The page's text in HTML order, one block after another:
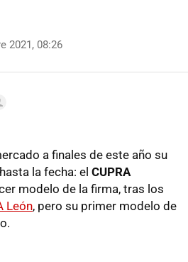
2021, 08:26
a finales de este año su
la fecha: el CUPRA
modelo de la firma, tras los
León, pero su primer modelo de